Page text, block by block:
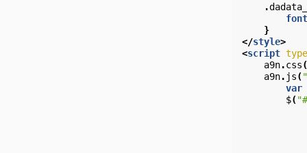
.
}
</style>
<script type
a9n.css(
a9n. js(
var
$(